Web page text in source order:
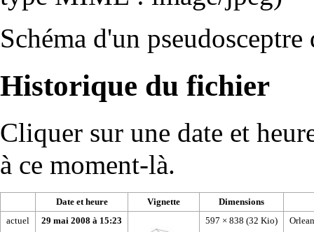
Schéma d'un pseudosceptre
Historique du fichier
Cliquer sur une date et
à ce moment-là.
Date et heure Vignette
Dimensions
actuel
29 mai 2008 à 15:23 597 × 838 (32 Kio) Orlean